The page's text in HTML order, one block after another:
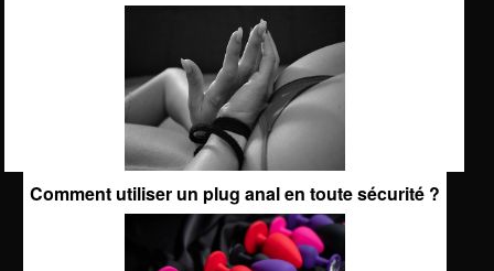
Comment utiliser un plug anal en toute sécurité ?